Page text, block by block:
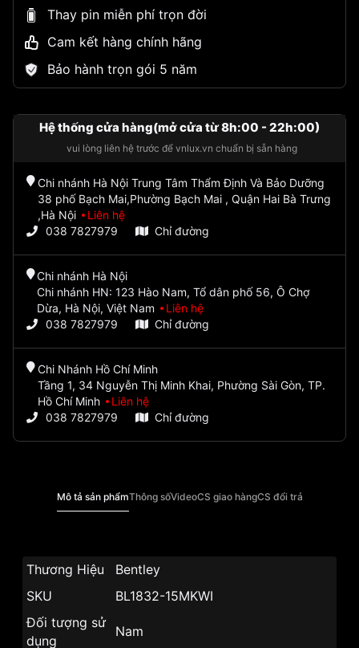
Thay pin miễn phí trọn đời
Cam kết hàng chính hãng
Bảo hành trọn gói 5 năm
Hệ thống cửa hàng(mở cửa từ 8h:00 - 22h:00)
vui lòng liên hệ trước để vnlux.vn chuẩn bị sẵn hàng
Chi nhánh Hà Nội Trung Tâm Thẩm Định Và Bảo Dưỡng
38 phố Bạch Mai,Phường Bạch Mai , Quận Hai Bà Trưng
,Hà Nội
Liên hệ
038 7827979
Chỉ đường
Chi nhánh Hà Nội
Chi nhánh HN: 123 Hào Nam, Tổ dân phố 56, Ô Chợ
Dừa, Hà Nội, Việt Nam
Liên hệ
038 7827979
Chỉ đường
Chi Nhánh Hồ Chí Minh
Tầng 1, 34 Nguyễn Thị Minh Khai, Phường Sài Gòn, TP.
Hồ Chí Minh
Liên hệ
038 7827979
Chỉ đường
Mô tả sản phẩmThông sốVideoCS giao hàngCS đổi trả
Thương Hiệu
Bentley
SKU
BL1832-15MKWI
Đối tượng sử
dụng
Nam